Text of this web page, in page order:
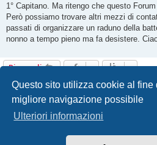
Questo sito utilizza cookie al fine
migliore navigazione possibile
Ulteriori informazioni
1° Capitano. Ma ritengo che questo
Però possiamo trovare altri mezzi di
passati di organizzare un raduno della
nonno a tempo pieno ma fa desistere.
Rispondi
4 messaggi •